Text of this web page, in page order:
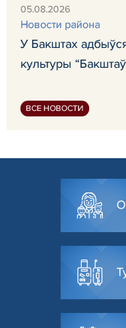
05.08.2026
Новости района
У Бакштах
культуры
ВСЕ НОВОСТИ